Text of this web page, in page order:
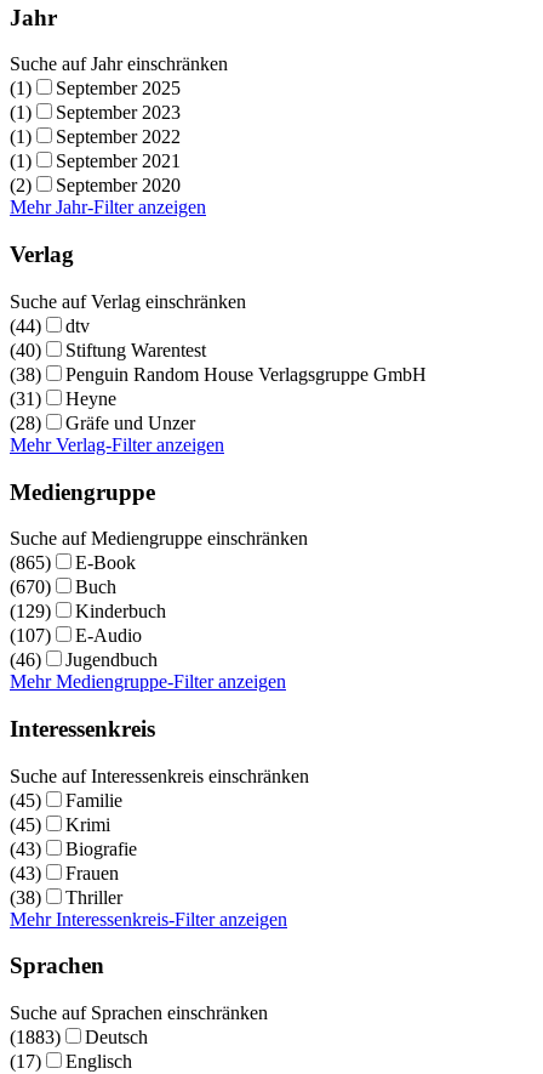
Jahr
Suche auf Jahr einschränken
(1)
September 2025
(1)
September 2023
(1)
September 2022
(1)
September 2021
(2)
September 2020
Mehr Jahr-Filter anzeigen
Verlag
Suche auf Verlag einschränken
(44)
dtv
(40)
Stiftung Warentest
(38)
Penguin Random House Verlagsgruppe GmbH
(31)
Heyne
(28)
Gräfe und Unzer
Mehr Verlag-Filter anzeigen
Mediengruppe
Suche auf Mediengruppe einschränken
(865)
E-Book
(670)
Buch
(129)
Kinderbuch
(107)
E-Audio
(46)
Jugendbuch
Mehr Mediengruppe-Filter anzeigen
Interessenkreis
Suche auf Interessenkreis einschränken
(45)
Familie
(45)
Krimi
(43)
Biografie
(43)
Frauen
(38)
Thriller
Mehr Interessenkreis-Filter anzeigen
Sprachen
Suche auf Sprachen einschränken
(1883)
Deutsch
(17)
Englisch